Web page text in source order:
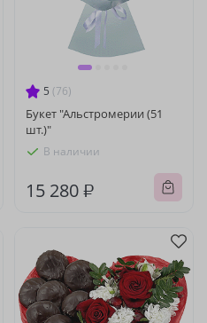
5 (76)
Букет "Альстромерии (51
шт.)"
В наличии
15 280 ₽